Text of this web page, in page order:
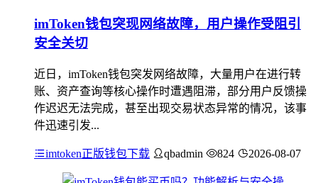
imToken钱包突现网络故障，用户操作受阻引
安全关切
近日，imToken钱包突发网络故障，大量用户在进行转
账、资产查询等核心操作时遭遇阻滞，部分用户反馈操
作迟迟无法完成，甚至出现交易状态异常的情况，该事
件迅速引发...
imtoken正版钱包下载 qbadmin 824 2026-08-07